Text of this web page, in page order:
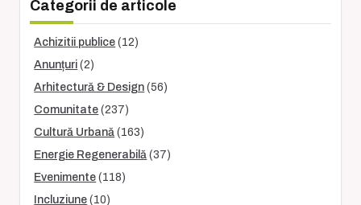
Categorii de articole
Achizitii publice (12)
Anunțuri (2)
Arhitectură & Design (56)
Comunitate (237)
Cultură Urbană (163)
Energie Regenerabilă (37)
Evenimente (118)
Incluziune (10)